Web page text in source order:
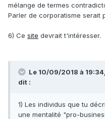
mélange de termes
Parler de corporatisme serait
6) Ce site devrait t'intéresser.
Le 10/09/2018 à 19:34,
dit :
1) Les individus que tu
une mentalité "pro-